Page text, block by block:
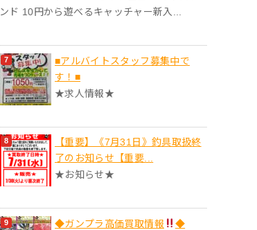
ンド 10円から遊べるキャッチャー新入...
■アルバイトスタッフ募集中で
す！■
★求人情報★
【重要】《7月31日》釣具取扱終
了のお知らせ【重要...
★お知らせ★
◆ガンプラ高価買取情報
◆